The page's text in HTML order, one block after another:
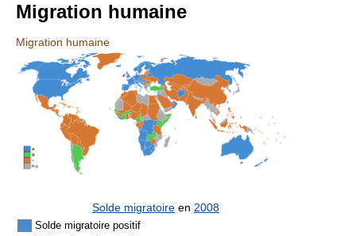
Migration humaine
Migration humaine
Solde migratoire en 2008
Solde migratoire positif